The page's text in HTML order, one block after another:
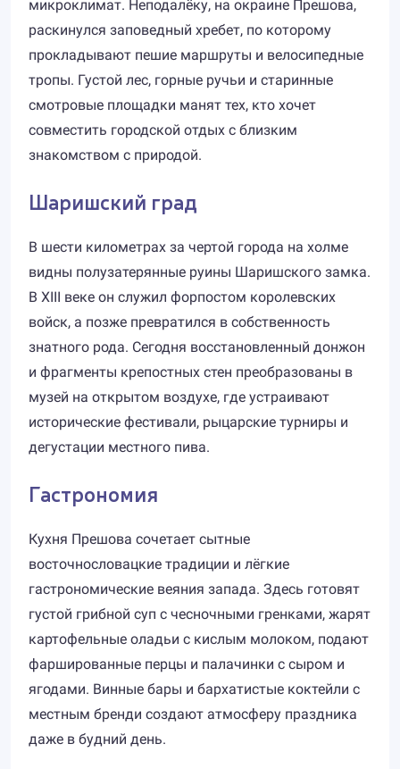
микроклимат. Неподалёку, на окраине Прешова,
раскинулся заповедный хребет, по которому
прокладывают пешие маршруты и велосипедные
тропы. Густой лес, горные ручьи и старинные
смотровые площадки манят тех, кто хочет
совместить городской отдых с близким
знакомством с природой.
Шаришский град
В шести километрах за чертой города на холме
видны полузатерянные руины Шаришского замка.
В XIII веке он служил форпостом королевских
войск, а позже превратился в собственность
знатного рода. Сегодня восстановленный донжон
и фрагменты крепостных стен преобразованы в
музей на открытом воздухе, где устраивают
исторические фестивали, рыцарские турниры и
дегустации местного пива.
Гастрономия
Кухня Прешова сочетает сытные
восточнословацкие традиции и лёгкие
гастрономические веяния запада. Здесь готовят
густой грибной суп с чесночными гренками, жарят
картофельные оладьи с кислым молоком, подают
фаршированные перцы и палачинки с сыром и
ягодами. Винные бары и бархатистые коктейли с
местным бренди создают атмосферу праздника
даже в будний день.